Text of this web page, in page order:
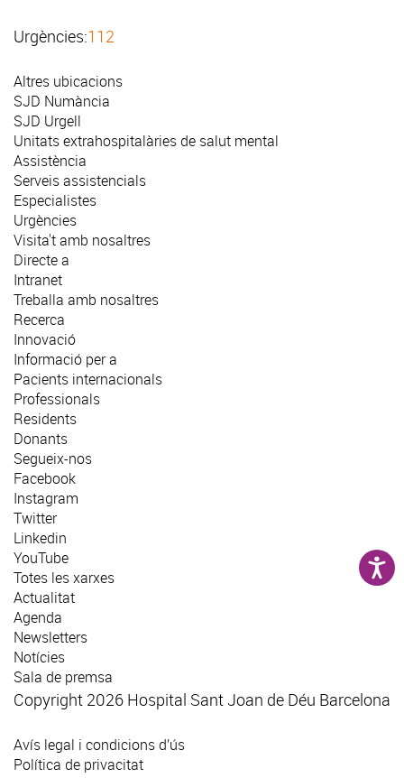
Urgències:112
Altres ubicacions
SJD Numància
SJD Urgell
Unitats extrahospitalàries de salut mental
Assistència
Serveis assistencials
Especialistes
Urgències
Visita't amb nosaltres
Directe a
Intranet
Treballa amb nosaltres
Recerca
Innovació
Informació per a
Pacients internacionals
Professionals
Residents
Donants
Segueix-nos
Facebook
Instagram
Twitter
Linkedin
YouTube
Totes les xarxes
Actualitat
Agenda
Newsletters
Notícies
Sala de premsa
Copyright 2026 Hospital Sant Joan de Déu Barcelona
Avís legal i condicions d’ús
Política de privacitat